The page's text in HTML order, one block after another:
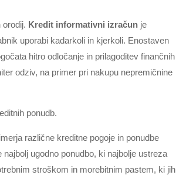
orodij. Kredit informativni izračun je
uporabi kadarkoli in kjerkoli. Enostaven
hitro odločanje in prilagoditev finančnih
odziv, na primer pri nakupu nepremičnine
ponudb.
različne kreditne pogoje in ponudbe
ugodno ponudbo, ki najbolje ustreza
stroškom in morebitnim pastem, ki jih